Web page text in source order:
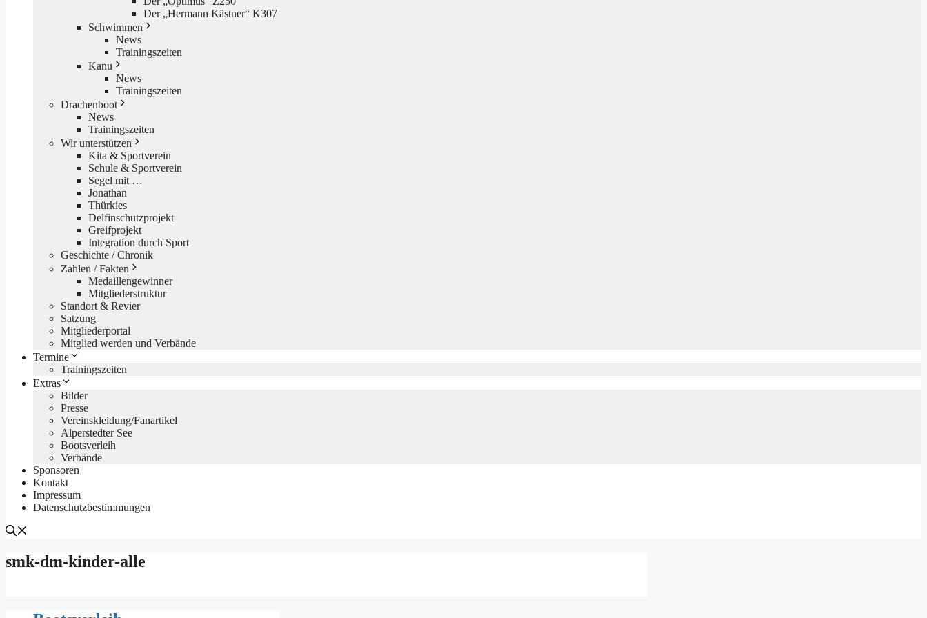
Der „Hermann Kästner“ K307
Schwimmen
News
Trainingszeiten
Kanu
News
Trainingszeiten
Drachenboot
News
Trainingszeiten
Wir unterstützen
Kita & Sportverein
Schule & Sportverein
Segel mit …
Jonathan
Thürkies
Delfinschutzprojekt
Greifprojekt
Integration durch Sport
Geschichte / Chronik
Zahlen / Fakten
Medaillengewinner
Mitgliederstruktur
Standort & Revier
Satzung
Mitgliederportal
Mitglied werden und Verbände
Termine
Trainingszeiten
Extras
Bilder
Presse
Vereinskleidung/Fanartikel
Alperstedter See
Bootsverleih
Verbände
Sponsoren
Kontakt
Impressum
Datenschutzbestimmungen
smk-dm-kinder-alle